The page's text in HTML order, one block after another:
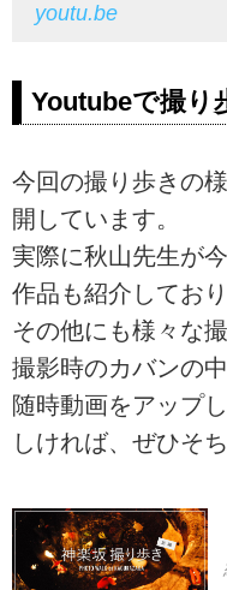
youtu.be
Youtubeで撮り
今回の撮り歩きの
開しています。
実際に秋山先生が
作品も紹介しており
その他にも様々な
撮影時のカバンの中
随時動画をアップ
しければ、ぜひそ